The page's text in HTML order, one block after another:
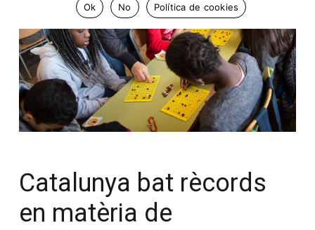
Catalunya bat rècords
en matèria de
Ok
No Política de cookies